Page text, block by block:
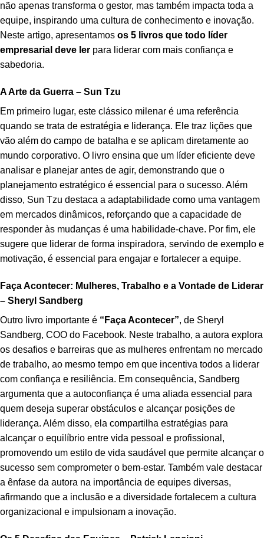
não apenas transforma o gestor, mas também impacta toda a
equipe, inspirando uma cultura de conhecimento e inovação.
Neste artigo, apresentamos os 5 livros que todo líder
empresarial deve ler para liderar com mais confiança e
sabedoria.
A Arte da Guerra – Sun Tzu
Em primeiro lugar, este clássico milenar é uma referência
quando se trata de estratégia e liderança. Ele traz lições que
vão além do campo de batalha e se aplicam diretamente ao
mundo corporativo. O livro ensina que um líder eficiente deve
analisar e planejar antes de agir, demonstrando que o
planejamento estratégico é essencial para o sucesso. Além
disso, Sun Tzu destaca a adaptabilidade como uma vantagem
em mercados dinâmicos, reforçando que a capacidade de
responder às mudanças é uma habilidade-chave. Por fim, ele
sugere que liderar de forma inspiradora, servindo de exemplo e
motivação, é essencial para engajar e fortalecer a equipe.
Faça Acontecer: Mulheres, Trabalho e a Vontade de Liderar
– Sheryl Sandberg
Outro livro importante é “Faça Acontecer”, de Sheryl
Sandberg, COO do Facebook. Neste trabalho, a autora explora
os desafios e barreiras que as mulheres enfrentam no mercado
de trabalho, ao mesmo tempo em que incentiva todos a liderar
com confiança e resiliência. Em consequência, Sandberg
argumenta que a autoconfiança é uma aliada essencial para
quem deseja superar obstáculos e alcançar posições de
liderança. Além disso, ela compartilha estratégias para
alcançar o equilíbrio entre vida pessoal e profissional,
promovendo um estilo de vida saudável que permite alcançar o
sucesso sem comprometer o bem-estar. Também vale destacar
a ênfase da autora na importância de equipes diversas,
afirmando que a inclusão e a diversidade fortalecem a cultura
organizacional e impulsionam a inovação.